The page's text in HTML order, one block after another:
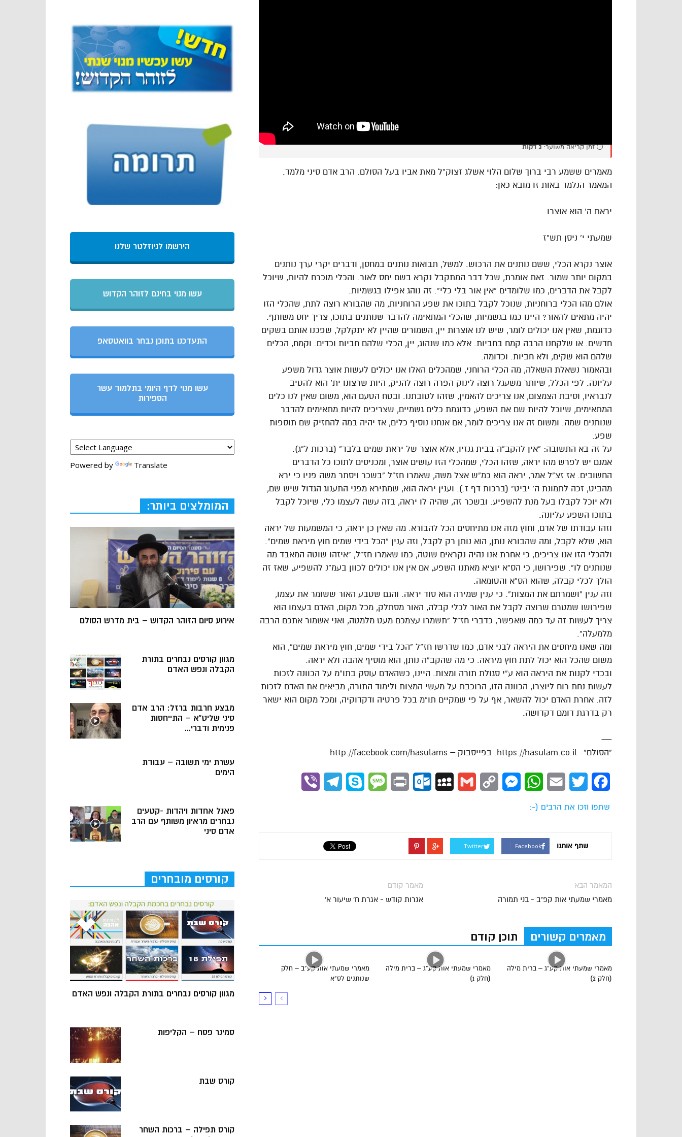
⏱️ זמן קריאה משוער:3 דקות
מאמרים ששמע רבי ברוך שלום הלוי אשלג זצוק”ל מאת אביו בעל הסולם. הרב אדם סיני מלמד.
המאמר הנלמד באות זו מובא כאן:
יראת ה’ הוא אוצרו
שמעתי י’ ניסן תש”ז
אוצר נקרא הכלי, ששם נותנים את הרכוש. למשל, תבואות נותנים במחסן, ודברים יקרי ערך נותנים
במקום יותר שמור. זאת אומרת, שכל דבר המתקבל נקרא בשם יחס לאור. והכלי מוכרח להיות, שיוכל
לקבל את הדברים, כמו שלומדים “אין אור בלי כלי”. זה נוהג אפילו בגשמיות.
אולם מהו הכלי ברוחניות, שנוכל לקבל בתוכו את שפע הרוחניות, מה שהבורא רוצה לתת, שהכלי הזו
יהיה מתאים להאור? היינו כמו בגשמיות, שהכלי המתאימה להדבר שנותנים בתוכו, צריך יחס משותף.
כדוגמת, שאין אנו יכולים לומר, שיש לנו אוצרות יין, השמורים שהיין לא יתקלקל, שפכנו אותם בשקים
חדשים. או שלקחנו הרבה קמח בחביות. אלא כמו שנהוג, יין, הכלי שלהם חביות וכדים. וקמח, הכלים
שלהם הוא שקים, ולא חביות. וכדומה.
ובהאמור נשאלת השאלה, מה הכלי הרוחני, שמהכלים האלו אנו יכולים לעשות אוצר גדול משפע
עליונה. לפי הכלל, שיותר משעגל רוצה לינוק הפרה רוצה להניק, היות שרצונו ית’ הוא להטיב
לנבראיו, וסיבת הצמצום, אנו צריכים להאמין, שזהו לטובתנו. ובטח הטעם הוא, משום שאין לנו כלים
המתאימים, שיוכל להיות שם את השפע, כדוגמת כלים גשמיים, שצריכים להיות מתאימים להדבר
שנותנים שמה. ומשום זה אנו צריכים לומר, אם אנחנו נוסיף כלים, אז יהיה במה להחזיק שם תוספות
שפע.
על זה בא התשובה: “אין להקב”ה בבית גנזיו, אלא אוצר של יראת שמים בלבד” (ברכות ל”ג).
אמנם יש לפרש מהו יראה, שזהו הכלי, שמהכלי הזו עושים אוצר, ומכניסים לתוכו כל הדברים
החשובים. אז זצ”ל אמר, יראה הוא כמ”ש אצל משה, שאמרו חז”ל “בשכר ויסתר משה פניו כי ירא
מהביט, זכה לתמונת ה’ יביט” (ברכות דף ז.). וענין יראה הוא, שמתירא מפני התענוג הגדול שיש שם,
ולא יוכל לקבלו בעל מנת להשפיע. ובשכר זה, שהיה לו יראה, בזה עשה לעצמו כלי, שיוכל לקבל
בתוכו השפע עליונה.
וזהו עבודתו של אדם, וחוץ מזה אנו מתיחסים הכל להבורא. מה שאין כן יראה, כי המשמעות של יראה
הוא, שלא לקבל, ומה שהבורא נותן, הוא נותן רק לקבל, וזה ענין “הכל בידי שמים חוץ מיראת שמים”.
ולהכלי הזו אנו צריכים, כי אחרת אנו נהיה נקראים שוטה, כמו שאמרו חז”ל, “איזהו שוטה המאבד מה
שנותנים לו”. שפירושו, כי הס”א יוציא מאתנו השפע, אם אין אנו יכולים לכוון בעמ”נ להשפיע, שאז זה
הולך לכלי קבלה, שהוא הס”א והטומאה.
וזה ענין “ושמרתם את המצות”. כי ענין שמירה הוא סוד יראה. והגם שטבע האור ששומר את עצמו,
שפירושו שמטרם שרוצה לקבל את האור לכלי קבלה, האור מסתלק, מכל מקום, האדם בעצמו הוא
צריך לעשות זה עד כמה שאפשר, כדברי חז”ל “תשמרו עצמכם מעט מלמטה, ואני אשמור אתכם הרבה
מלמעלה”.
ומה שאנו מיחסים את היראה לבני אדם, כמו שדרשו חז”ל “הכל בידי שמים, חוץ מיראת שמים”, הוא
משום שהכל הוא יכול לתת חוץ מיראה. כי מה שהקב”ה נותן, הוא מוסיף אהבה ולא יראה.
ובכדי לקנות את היראה הוא ע”י סגולת תורה ומצות. היינו, כשהאדם עוסק בתו”מ על הכוונה לזכות
לעשות נחת רוח ליוצרו, הכוונה הזו, הרוכבת על מעשי המצות ולימוד התורה, מביאים את האדם לזכות
לזה. אחרת האדם יכול להשאר, אף על פי שמקיים תו”מ בכל פרטיה ודקדוקיה, ומכל מקום הוא ישאר
רק בדרגת דומם דקדושה.
—
“הסולם”- https://hasulam.co.il. בפייסבוק – http://facebook.com/hasulams
Facebook
Twitter
Email
WhatsApp
Messenger
Copy
Gmail
MySpace
Outlook.com
Print
Message
Skype
Telegram
שתפו וזכו את הרבים (-:
שתף אותנו Facebook
Twitter
מאמר קודם
אגרות קודש - אגרת ח' שיעור א'
המאמר הבא
מאמרי שמעתי אות קפ"ב - בני תמורה
מאמרים קשורים תוכן קודם
מאמרי שמעתי אות קע”ב – חלק
שנותנים לס”א
מאמרי שמעתי אות קע”ג – ברית מילה
(חלק 1)
מאמרי שמעתי אות קע”ג – ברית מילה
(חלק 2)
הירשמו לניוזלטר שלנו
עשו מנוי בחינם לזוהר הקדוש
התעדכנו בתוכן נבחר בוואטסאפ
עשו מנוי לדף היומי בתלמוד עשר
הספירות
Powered by Translate
המומלצים ביותר:
אירוע סיום הזוהר הקדוש – בית מדרש הסולם
מגוון קורסים נבחרים בתורת
הקבלה ונפש האדם
מבצע חרבות ברזל: הרב אדם
סיני שליט”א – התייחסות
פנימית ודברי...
עשרת ימי תשובה – עבודת
הימים
פאנל אחדות ויהדות -קטעים
נבחרים מראיון משותף עם הרב
אדם סיני
קורסים מובחרים
מגוון קורסים נבחרים בתורת הקבלה ונפש האדם
סמינר פסח – הקליפות
קורס שבת
קורס תפילה – ברכות השחר